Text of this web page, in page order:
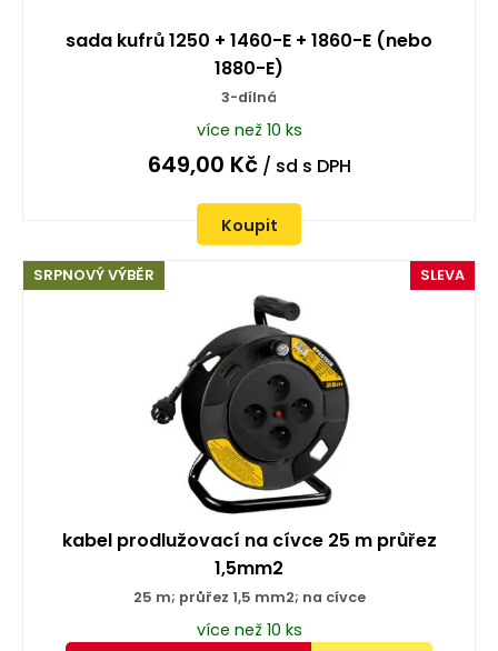
sada kufrů 1250 + 1460-E + 1860-E (nebo
1880-E)
3-dílná
více než 10 ks
649,00 Kč/ sd s DPH
Koupit
SLEVA
SRPNOVÝ VÝBĚR
kabel prodlužovací na cívce 25 m průřez
1,5mm2
25 m; průřez 1,5 mm2; na cívce
více než 10 ks